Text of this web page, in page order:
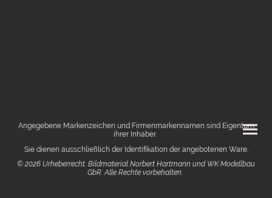
Angegebene Markenzeichen und Firmenmarkennamen sind Eigentum
ihrer Inhaber.
Sie dienen ausschließlich der Identifikation der angebotenen Ware.
© 2026 Urheberrecht. Bildmaterial Norbert Hartmann und WK Modellbau
GbR. Alle Rechte vorbehalten.